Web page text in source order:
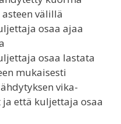
välillä
osaa ajaa
osaa lastata
mukaisesti
vika-
että kuljettaja osaa